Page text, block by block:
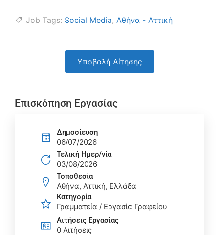
Job Tags: Social Media, Αθήνα - Αττική
Υποβολή Αίτησης
Επισκόπηση Εργασίας
Δημοσίευση
06/07/2026
Τελική Ημερ/νία
03/08/2026
Τοποθεσία
Αθήνα, Αττική, Ελλάδα
Κατηγορία
Γραμματεία / Εργασία Γραφείου
Αιτήσεις Eργασίας
0 Αιτήσεις